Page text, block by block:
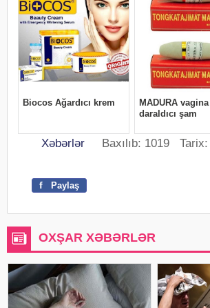
Xəbərlər Baxılıb: 1019 Tarix:
f Paylaş
OXŞAR XƏBƏRLƏR